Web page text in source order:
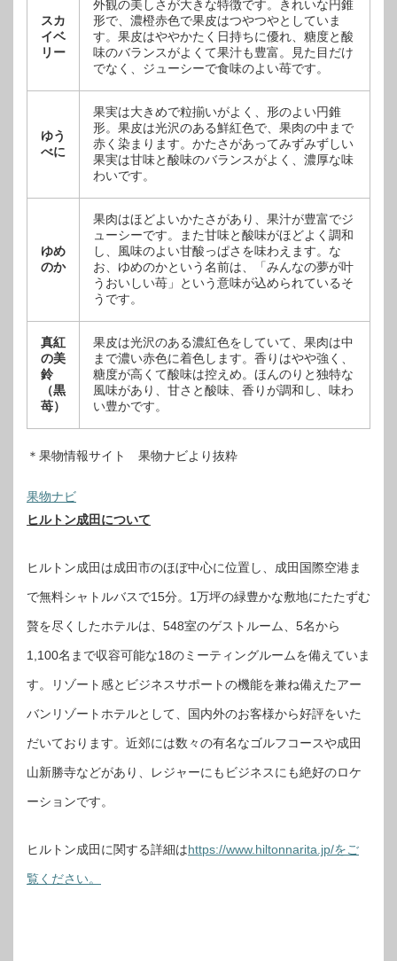
スカ
イベ
リー
外観の美しさが大きな特徴です。きれいな円錐
形で、濃橙赤色で果皮はつやつやとしていま
す。果皮はややかたく日持ちに優れ、糖度と酸
味のバランスがよくて果汁も豊富。見た目だけ
でなく、ジューシーで食味のよい苺です。
ゆう
べに
果実は大きめで粒揃いがよく、形のよい円錐
形。果皮は光沢のある鮮紅色で、果肉の中まで
赤く染まります。かたさがあってみずみずしい
果実は甘味と酸味のバランスがよく、濃厚な味
わいです。
ゆめ
のか
果肉はほどよいかたさがあり、果汁が豊富でジ
ューシーです。また甘味と酸味がほどよく調和
し、風味のよい甘酸っぱさを味わえます。な
お、ゆめのかという名前は、「みんなの夢が叶
うおいしい苺」という意味が込められているそ
うです。
真紅
の美
鈴
（黒
苺）
果皮は光沢のある濃紅色をしていて、果肉は中
まで濃い赤色に着色します。香りはやや強く、
糖度が高くて酸味は控えめ。ほんのりと独特な
風味があり、甘さと酸味、香りが調和し、味わ
い豊かです。
＊果物情報サイト 果物ナビより抜粋
果物ナビ
ヒルトン成田について
ヒルトン成田は成田市のほぼ中心に位置し、成田国際空港ま
で無料シャトルバスで15分。1万坪の緑豊かな敷地にたたずむ
贅を尽くしたホテルは、548室のゲストルーム、5名から
1,100名まで収容可能な18のミーティングルームを備えていま
す。リゾート感とビジネスサポートの機能を兼ね備えたアー
バンリゾートホテルとして、国内外のお客様から好評をいた
だいております。近郊には数々の有名なゴルフコースや成田
山新勝寺などがあり、レジャーにもビジネスにも絶好のロケ
ーションです。
ヒルトン成田に関する詳細はhttps://www.hiltonnarita.jp/をご
覧ください。